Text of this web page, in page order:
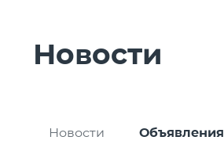
Новости
Новости Объявления